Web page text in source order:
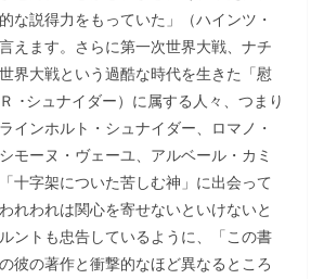
な説得力をもっていた」（ハインツ・
えます。さらに第一次世界大戦、ナチ
界大戦という過酷な時代を生きた「慰
･シュナイダー）に属する人々、つまり
インホルト・シュナイダー、ロマノ・
モーヌ・ヴェーユ、アルベール・カミ
十字架についた苦しむ神」に出会って
れわれは関心を寄せないといけないと
ントも忠告しているように、「この書
彼の著作と衝撃的なほど異なるところ